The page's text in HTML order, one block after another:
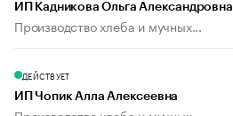
ИП Кадникова Ольга Александровна
Производство хлеба и мучных...
ДЕЙСТВУЕТ
ИП Чопик Алла Алексеевна